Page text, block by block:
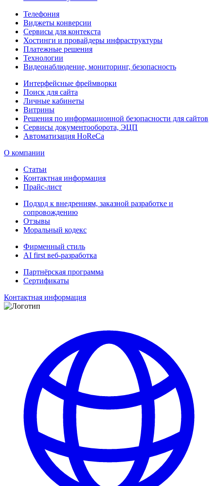
Телефония
Виджеты конверсии
Сервисы для контекста
Хостинги и провайдеры инфраструктуры
Платежные решения
Технологии
Видеонаблюдение, мониторинг, безопасность
Интерфейсные фреймворки
Поиск для сайта
Личные кабинеты
Витрины
Решения по информационной безопасности для сайтов
Сервисы документооборота, ЭЦП
Автоматизация HoReCa
О компании
Статьи
Контактная информация
Прайс-лист
Подход к внедрениям, заказной разработке и
сопровождению
Отзывы
Моральный кодекс
Фирменный стиль
AI first веб-разработка
Партнёрская программа
Сертификаты
Контактная информация